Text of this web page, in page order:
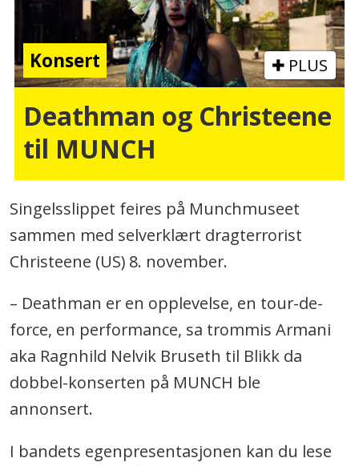
Konsert PLUS
Deathman og Christeene
til MUNCH
Singelsslippet feires på Munchmuseet
sammen med selverklært dragterrorist
Christeene (US) 8. november.
– Deathman er en opplevelse, en tour-de-
force, en performance, sa trommis Armani
aka Ragnhild Nelvik Bruseth til Blikk da
dobbel-konserten på MUNCH ble
annonsert.
I bandets egenpresentasjonen kan du lese